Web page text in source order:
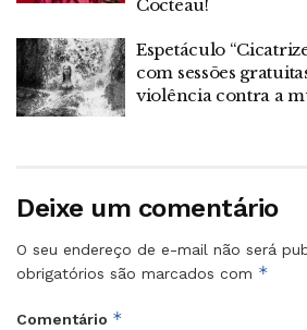
Cocteau!
Espetáculo
com sessões
violência contra a
Deixe um comentário
O seu endereço de e-mail não será
obrigatórios são marcados com *
Comentário *